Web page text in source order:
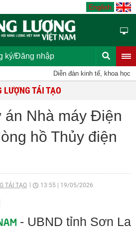
English
ký/Đăng nhập
Diễn đàn kinh tế, khoa học, kỹ
TÁI TẠO
Nhà máy Điện
hồ Thủy điện
TÁI TẠO 13:55 19/05/2026
- UBND tỉnh Sơn La